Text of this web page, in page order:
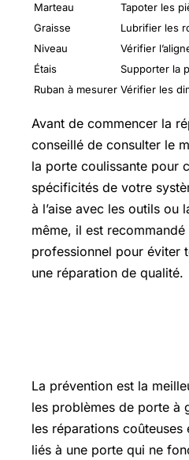
Marteau
Tapoter les
Graisse
Lubrifier les
Niveau
Vérifier
Étais
Supporter la
Ruban à mesurer Vérifier les
Avant de commencer la
conseillé de consulter le
la porte coulissante pour
spécificités de votre
à l’aise avec les outils ou
même, il est
professionnel pour éviter
une réparation de qualité.
La prévention est la
les problèmes de porte à
les réparations coûteuses
liés à une porte qui ne